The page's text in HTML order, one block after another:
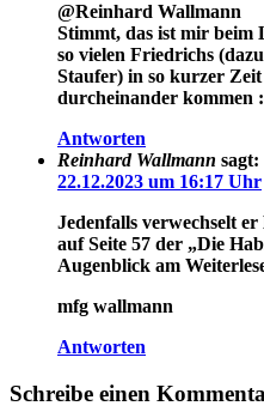
@Reinhard Wallmann
Stimmt, das ist mir beim
so vielen Friedrichs
Staufer) in so kurzer
durcheinander kommen
Antworten
Reinhard Wallmann sagt:
22.12.2023 um 16:17 Uhr
Jedenfalls verwechselt
auf Seite 57 der „Die
Augenblick am
mfg wallmann
Antworten
Schreibe einen